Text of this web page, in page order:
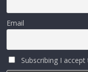
Email
Subscribing I